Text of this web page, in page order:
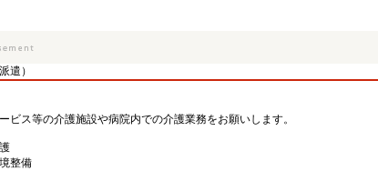
遣）
ビス等の介護施設や病院内での介護業務をお願いします。
整備